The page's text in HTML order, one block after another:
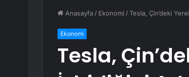
Anasayfa / Ekonomi /Tesla, Çin’deki
Ekonomi
Tesla,